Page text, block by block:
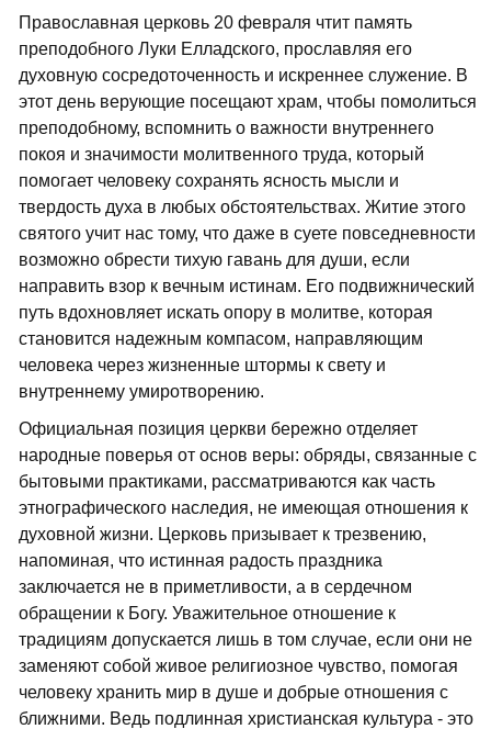
Православная церковь 20 февраля чтит память
преподобного Луки Елладского, прославляя его
духовную сосредоточенность и искреннее служение. В
этот день верующие посещают храм, чтобы помолиться
преподобному, вспомнить о важности внутреннего
покоя и значимости молитвенного труда, который
помогает человеку сохранять ясность мысли и
твердость духа в любых обстоятельствах. Житие этого
святого учит нас тому, что даже в суете повседневности
возможно обрести тихую гавань для души, если
направить взор к вечным истинам. Его подвижнический
путь вдохновляет искать опору в молитве, которая
становится надежным компасом, направляющим
человека через жизненные штормы к свету и
внутреннему умиротворению.
Официальная позиция церкви бережно отделяет
народные поверья от основ веры: обряды, связанные с
бытовыми практиками, рассматриваются как часть
этнографического наследия, не имеющая отношения к
духовной жизни. Церковь призывает к трезвению,
напоминая, что истинная радость праздника
заключается не в приметливости, а в сердечном
обращении к Богу. Уважительное отношение к
традициям допускается лишь в том случае, если они не
заменяют собой живое религиозное чувство, помогая
человеку хранить мир в душе и добрые отношения с
ближними. Ведь подлинная христианская культура - это